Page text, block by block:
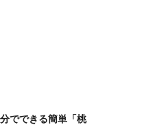
でできる簡単「桃